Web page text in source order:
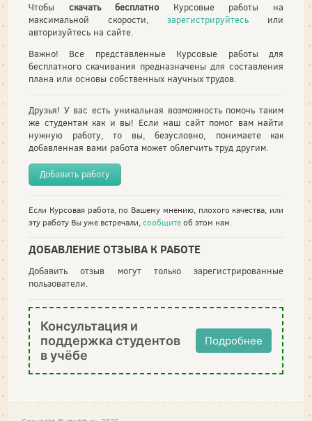
Чтобы скачать бесплатно Курсовые работы на
максимальной скорости,зарегистрируйтесь или
авторизуйтесь на сайте.
Важно! Все представленные Курсовые работы для
бесплатного скачивания предназначены для составления
плана или основы собственных научных трудов.
Друзья! У вас есть уникальная возможность помочь таким
же студентам как и вы! Если наш сайт помог вам найти
нужную работу, то вы, безусловно, понимаете как
добавленная вами работа может облегчить труд другим.
Добавить работу
Если Курсовая работа, по Вашему мнению, плохого качества, или
эту работу Вы уже встречали,сообщитеоб этом нам.
ДОБАВЛЕНИЕ ОТЗЫВА К РАБОТЕ
Добавить отзыв могут только зарегистрированные
пользователи.
Консультация и
поддержка студентов
в учёбе
Подробнее